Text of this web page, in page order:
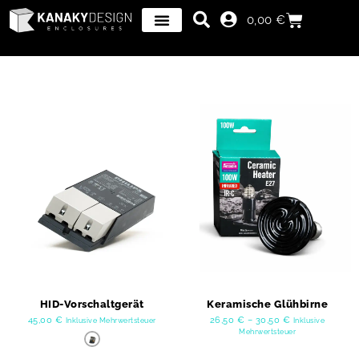
0,00€
HID-Vorschaltgerät
45,00 € Inklusive Mehrwertsteuer
Keramische Glühbirne
26,50 € – 30,50 €
Inklusive
Mehrwertsteuer